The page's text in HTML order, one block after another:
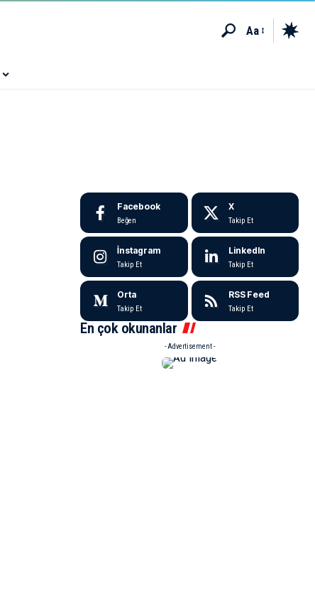
Aa
Facebook
Beğen
X
Takip Et
İnstagram
Takip Et
LinkedIn
Takip Et
Orta
Takip Et
RSS Feed
Takip Et
En çok okunanlar
- Advertisement -